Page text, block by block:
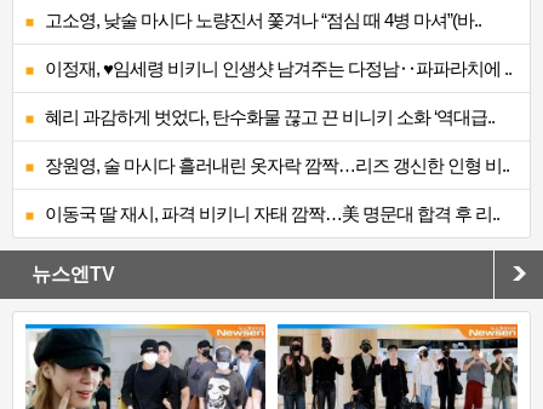
고소영, 낮술 마시다 노량진서 쫓겨나 “점심 때 4병 마셔”(바..
이정재, ♥임세령 비키니 인생샷 남겨주는 다정남‥파파라치에 ..
혜리 과감하게 벗었다, 탄수화물 끊고 끈 비니키 소화 ‘역대급..
장원영, 술 마시다 흘러내린 옷자락 깜짝…리즈 갱신한 인형 비..
이동국 딸 재시, 파격 비키니 자태 깜짝…美 명문대 합격 후 리..
뉴스엔TV